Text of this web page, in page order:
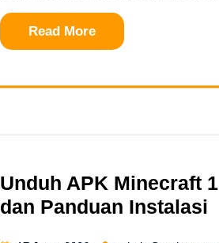
Read More
Unduh APK Minecraft
dan Panduan Instalasi